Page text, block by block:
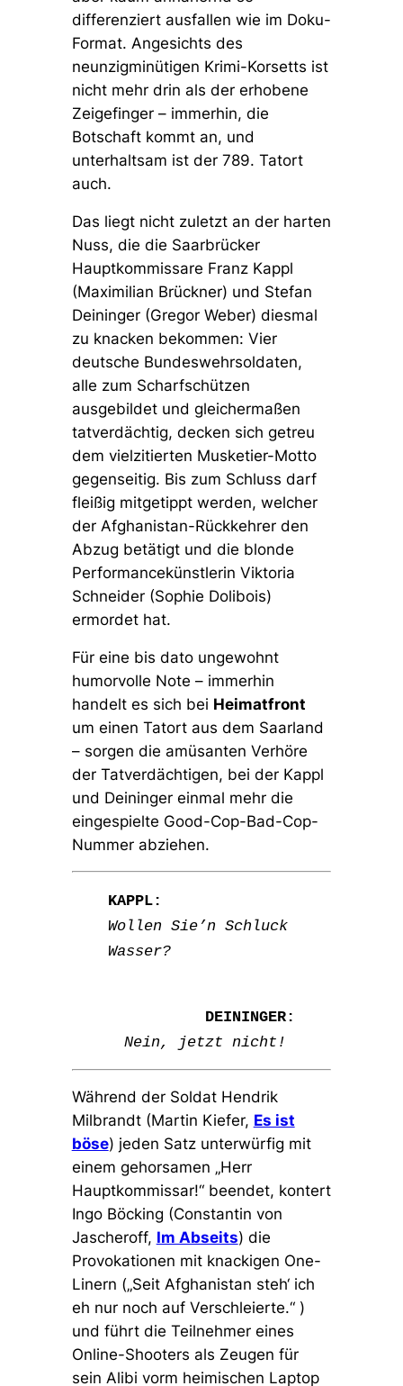
differenziert ausfallen wie im Doku-
Format. Angesichts des
neunzigminütigen Krimi-Korsetts ist
nicht mehr drin als der erhobene
Zeigefinger – immerhin, die
Botschaft kommt an, und
unterhaltsam ist der 789. Tatort
auch.
Das liegt nicht zuletzt an der harten
Nuss, die die Saarbrücker
Hauptkommissare Franz Kappl
(Maximilian Brückner) und Stefan
Deininger (Gregor Weber) diesmal
zu knacken bekommen: Vier
deutsche Bundeswehrsoldaten,
alle zum Scharfschützen
ausgebildet und gleichermaßen
tatverdächtig, decken sich getreu
dem vielzitierten Musketier-Motto
gegenseitig. Bis zum Schluss darf
fleißig mitgetippt werden, welcher
der Afghanistan-Rückkehrer den
Abzug betätigt und die blonde
Performancekünstlerin Viktoria
Schneider (Sophie Dolibois)
ermordet hat.
Für eine bis dato ungewohnt
humorvolle Note – immerhin
handelt es sich bei Heimatfront
um einen Tatort aus dem Saarland
– sorgen die amüsanten Verhöre
der Tatverdächtigen, bei der Kappl
und Deininger einmal mehr die
eingespielte Good-Cop-Bad-Cop-
Nummer abziehen.
KAPPL:
Wollen Sie’n Schluck
Wasser?
DEININGER:
Nein, jetzt nicht!
Während der Soldat Hendrik
Milbrandt (Martin Kiefer, Es ist
böse) jeden Satz unterwürfig mit
einem gehorsamen „Herr
Hauptkommissar!“beendet, kontert
Ingo Böcking (Constantin von
Jascheroff, Im Abseits) die
Provokationen mit knackigen One-
Linern („Seit Afghanistan steh‘ ich
eh nur noch auf Verschleierte.“)
und führt die Teilnehmer eines
Online-Shooters als Zeugen für
sein Alibi vorm heimischen Laptop